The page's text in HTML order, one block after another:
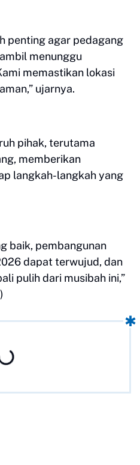
penting agar pedagang
menunggu
memastikan lokasi
ujarnya.
pihak, terutama
memberikan
langkah-langkah yang
baik, pembangunan
dapat terwujud, dan
pulih dari musibah ini,”